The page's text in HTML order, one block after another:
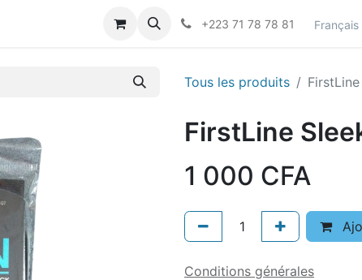
+223 71 78 78 81 Français
Tous les produits
FirstLine
1 000 CFA
Conditions générales